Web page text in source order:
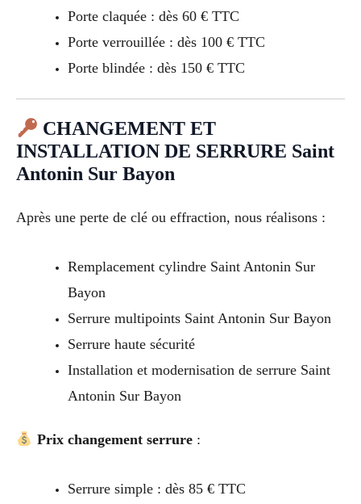
Porte claquée : dès 60 € TTC
Porte verrouillée : dès 100 € TTC
Porte blindée : dès 150 € TTC
CHANGEMENT ET
INSTALLATION DE SERRURE Saint
Antonin Sur Bayon
Après une perte de clé ou effraction, nous réalisons :
Remplacement cylindre Saint Antonin Sur
Bayon
Serrure multipoints Saint Antonin Sur Bayon
Serrure haute sécurité
Installation et modernisation de serrure Saint
Antonin Sur Bayon
Prix changement serrure:
Serrure simple : dès 85 € TTC